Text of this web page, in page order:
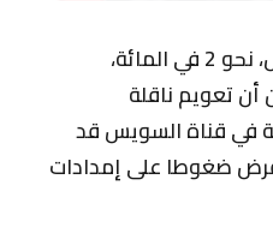
ارتفعت أسعار النفط أمس، نحو 2 في المائة،
تعويم ناقلة
في قناة السويس قد
ضغوطا على إمدادات